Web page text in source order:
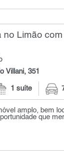
no Limão
Villani, 351
1 suíte
amplo, bem
que